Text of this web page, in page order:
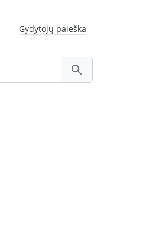
Gydytojų paieška